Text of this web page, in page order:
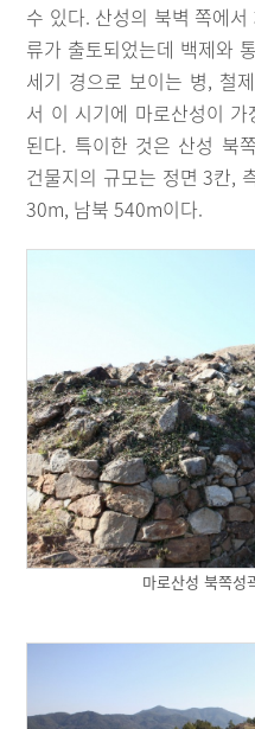
수 있다. 산성의 북벽 쪽에
류가 출토되었는데 백제와
세기 경으로 보이는 병, 철
서 이 시기에 마로산성이
된다. 특이한 것은 산성 북
건물지의 규모는 정면 3칸,
30m, 남북 540m이다.
마로산성 북쪽성